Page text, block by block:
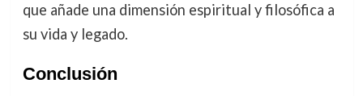
que añade una dimensión espiritual y filosófica a
su vida y legado.
Conclusión